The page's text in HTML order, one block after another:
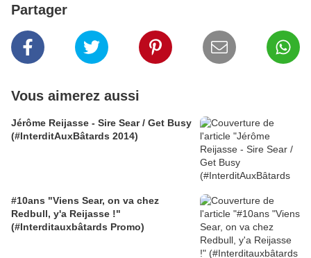
Partager
Vous aimerez aussi
Jérôme Reijasse - Sire Sear / Get Busy
(#InterditAuxBâtards 2014)
#10ans "Viens Sear, on va chez
Redbull, y'a Reijasse !"
(#Interditauxbâtards Promo)